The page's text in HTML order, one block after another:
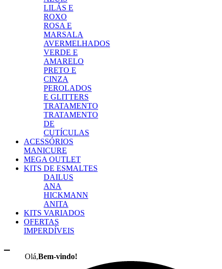
LILÁS E
ROXO
ROSA E
MARSALA
AVERMELHADOS
VERDE E
AMARELO
PRETO E
CINZA
PEROLADOS
E GLITTERS
TRATAMENTO
TRATAMENTO
DE
CUTÍCULAS
ACESSÓRIOS
MANICURE
MEGA OUTLET
KITS DE ESMALTES
DAILUS
ANA
HICKMANN
ANITA
KITS VARIADOS
OFERTAS
IMPERDÍVEIS
Olá,Bem-vindo!